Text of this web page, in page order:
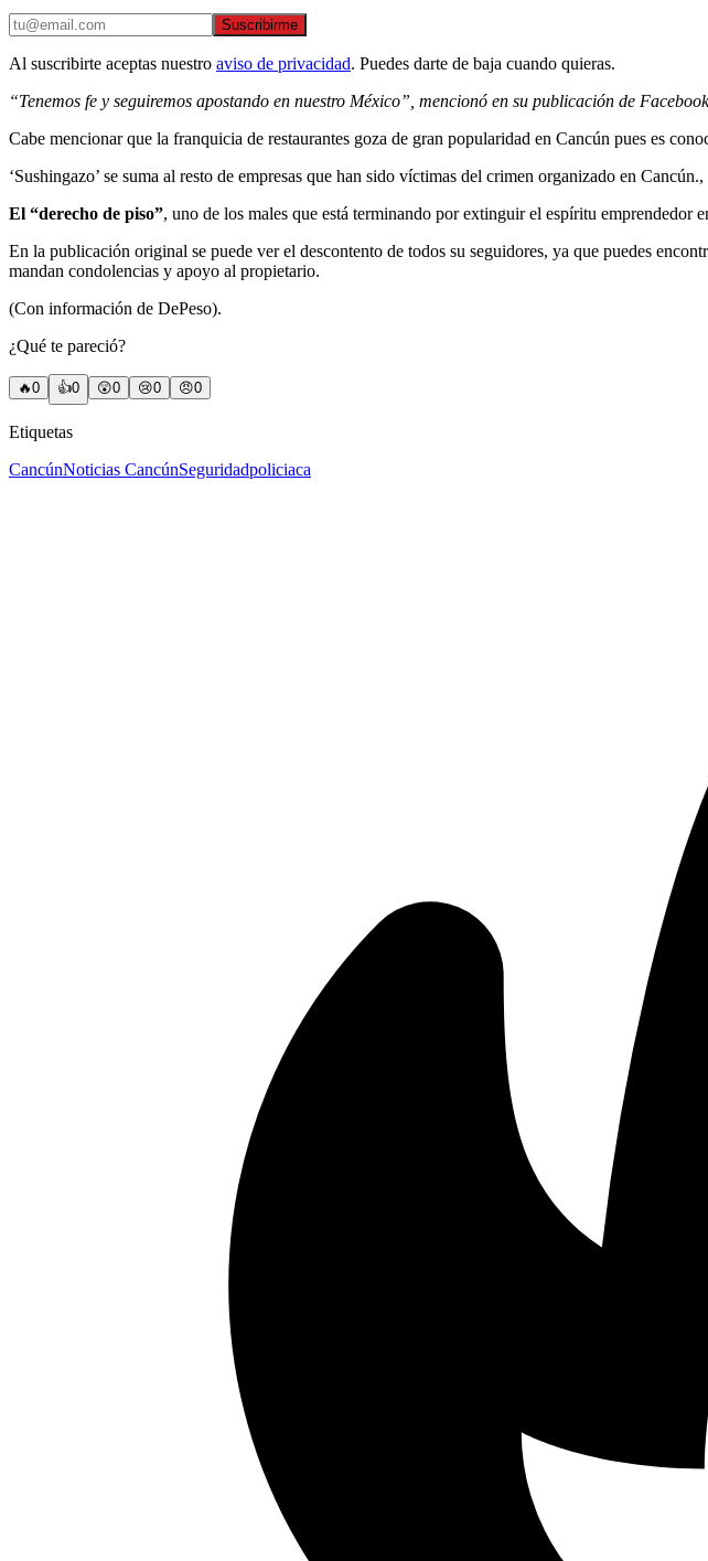
Suscribirme
Al suscribirte aceptas nuestro aviso de privacidad. Puedes darte de baja cuando quieras.
“Tenemos fe y seguiremos apostando en nuestro México”, mencionó en su publicación de
Cabe mencionar que la franquicia de restaurantes goza de gran popularidad en Cancún pues es
‘Sushingazo’ se suma al resto de empresas que han sido víctimas del crimen organizado en Cancún.,
El “derecho de piso”, uno de los males que está terminando por extinguir el espíritu emprendedor
En la publicación original se puede ver el descontento de todos su seguidores, ya que puedes
mandan condolencias y apoyo al propietario.
(Con información de DePeso).
¿Qué te pareció?
🔥0 👍0 😲0 😢0 😠0
Etiquetas
CancúnNoticias CancúnSeguridadpoliciaca